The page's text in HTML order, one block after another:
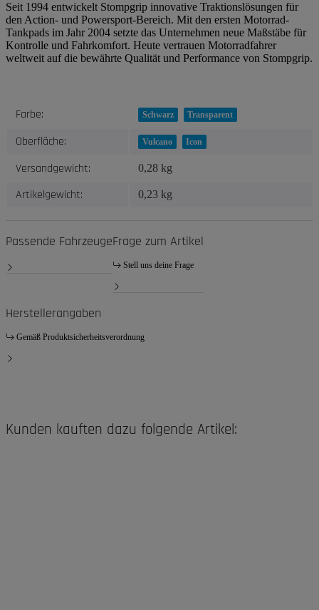
Seit 1994 entwickelt Stompgrip innovative Traktionslösungen für
den Action- und Powersport-Bereich. Mit den ersten Motorrad-
Tankpads im Jahr 2004 setzte das Unternehmen neue Maßstäbe für
Kontrolle und Fahrkomfort. Heute vertrauen Motorradfahrer
weltweit auf die bewährte Qualität und Performance von Stompgrip.
Produkteigenschaft
Wert
Farbe: Schwarz Transparent
Oberfläche: Vulcano Icon
Versandgewicht: 0,28 kg
Artikelgewicht: 0,23 kg
Passende FahrzeugeFrage zum Artikel
Stell uns deine Frage
Herstellerangaben
Gemäß Produktsicherheitsverordnung
Kunden kauften dazu folgende Artikel: